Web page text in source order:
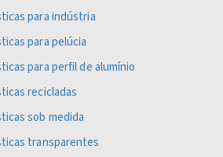
para indústria
para pelúcia
para perfil de alumínio
recicladas
sob medida
transparentes